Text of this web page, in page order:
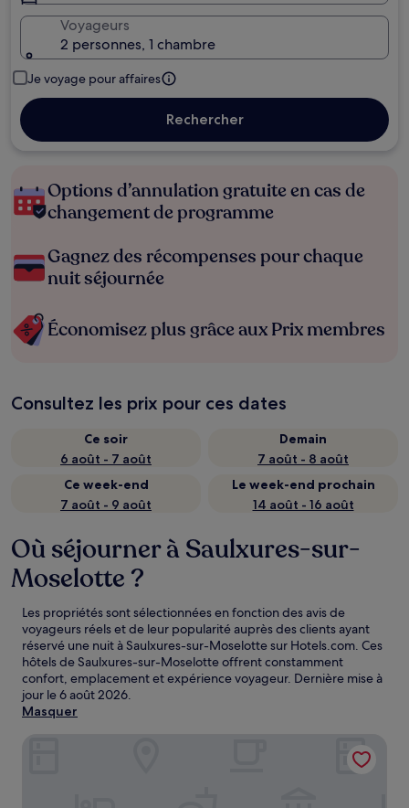
Voyageurs
2 personnes, 1 chambre
Je voyage pour affaires
Rechercher
Options d’annulation gratuite en cas de
changement de programme
Gagnez des récompenses pour chaque
nuit séjournée
Économisez plus grâce aux Prix membres
Consultez les prix pour ces dates
Ce soir
6 août - 7 août
Demain
7 août - 8 août
Ce week-end
7 août - 9 août
Le week-end prochain
14 août - 16 août
Où séjourner à Saulxures-sur-
Moselotte ?
Les propriétés sont sélectionnées en fonction des avis de
voyageurs réels et de leur popularité auprès des clients ayant
réservé une nuit à Saulxures-sur-Moselotte sur Hotels.com. Ces
hôtels de Saulxures-sur-Moselotte offrent constamment
confort, emplacement et expérience voyageur. Dernière mise à
jour le6 août 2026.
Masquer